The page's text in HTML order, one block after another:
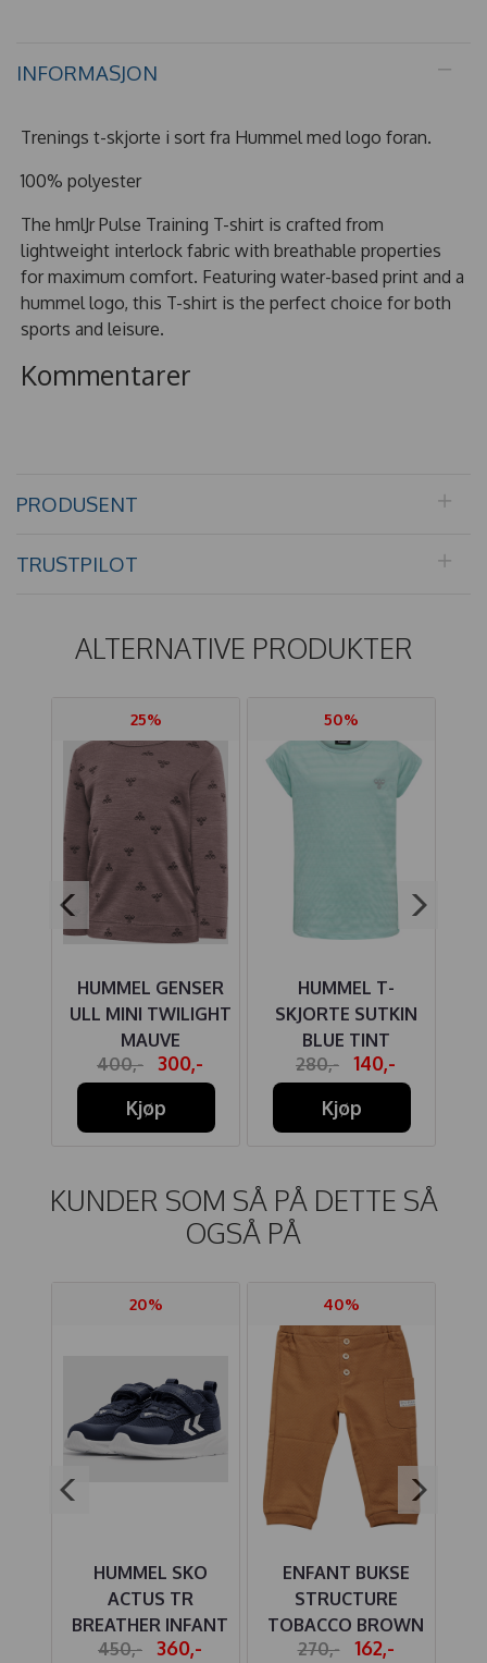
INFORMASJON
Trenings t-skjorte i sort fra Hummel med logo foran.
100% polyester
The hmlJr Pulse Training T-shirt is crafted from
lightweight interlock fabric with breathable properties
for maximum comfort. Featuring water-based print and a
hummel logo, this T-shirt is the perfect choice for both
sports and leisure.
Kommentarer
PRODUSENT
TRUSTPILOT
ALTERNATIVE PRODUKTER
25%
HUMMEL GENSER
ULL MINI TWILIGHT
MAUVE
400,-
300,-
Kjøp
50%
HUMMEL T-
SKJORTE SUTKIN
BLUE TINT
280,-
140,-
Kjøp
KUNDER SOM SÅ PÅ DETTE SÅ
OGSÅ PÅ
20%
HUMMEL SKO
ACTUS TR
BREATHER INFANT
BLACK IRIS
450,-
360,-
40%
ENFANT BUKSE
STRUCTURE
TOBACCO BROWN
270,-
162,-